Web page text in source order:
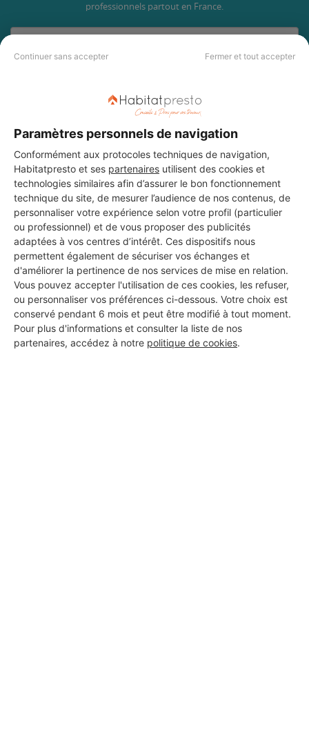
Continuer sans accepter Fermer et tout accepter
Paramètres personnels de navigation
Conformément aux protocoles techniques de navigation,
Habitatpresto et ses partenaires utilisent des cookies et
technologies similaires afin d’assurer le bon fonctionnement
technique du site, de mesurer l’audience de nos contenus, de
personnaliser votre expérience selon votre profil (particulier
ou professionnel) et de vous proposer des publicités
adaptées à vos centres d’intérêt. Ces dispositifs nous
permettent également de sécuriser vos échanges et
d'améliorer la pertinence de nos services de mise en relation.
Vous pouvez accepter l'utilisation de ces cookies, les refuser,
ou personnaliser vos préférences ci-dessous. Votre choix est
conservé pendant 6 mois et peut être modifié à tout moment.
Pour plus d'informations et consulter la liste de nos
partenaires, accédez à notre politique de cookies.
professionnels partout en France.
DEMANDER UN DEVIS